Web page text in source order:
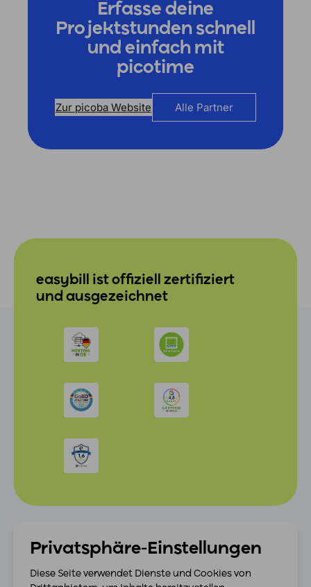
Erfasse deine
Projektstunden schnell
und einfach mit
picotime
Zur picoba Website Alle Partner
easybill ist offiziell zertifiziert
und ausgezeichnet
Privatsphäre-Einstellungen
Diese Seite verwendet Dienste und Cookies von